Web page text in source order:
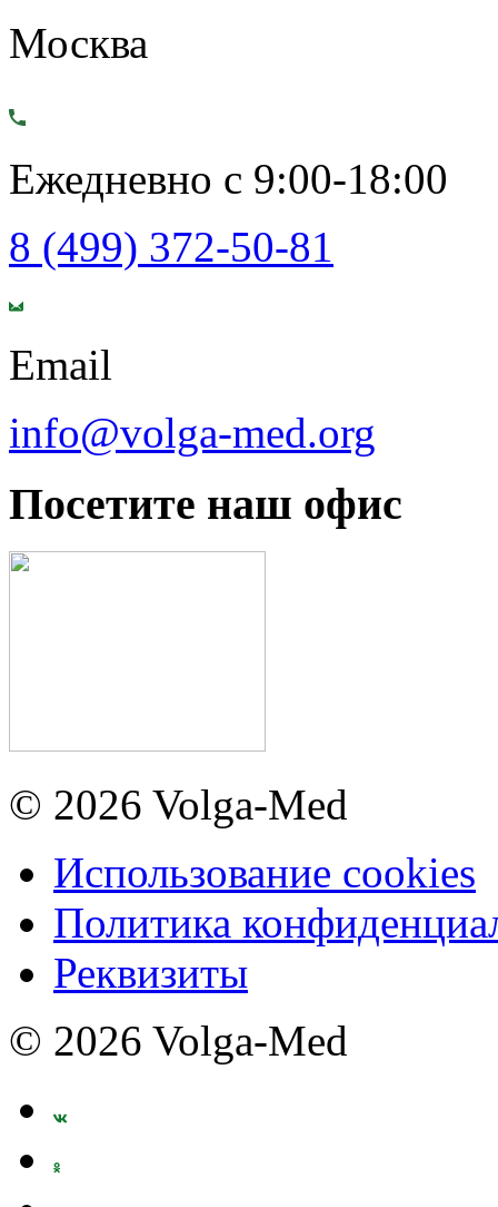
Москва
Ежедневно с 9:00-18:00
8 (499) 372-50-81
Email
info@volga-med.org
Посетите наш офис
© 2026 Volga-Med
Использование cookies
Политика
Реквизиты
© 2026 Volga-Med